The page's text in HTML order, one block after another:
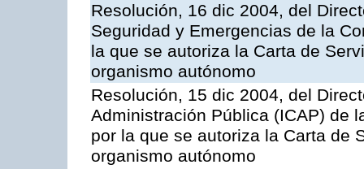
Resolución, 16 dic 2004, del
Seguridad y Emergencias de la
la que se autoriza la Carta de
organismo autónomo
Resolución, 15 dic 2004, del
Administración Pública (ICAP) de
por la que se autoriza la Carta de
organismo autónomo